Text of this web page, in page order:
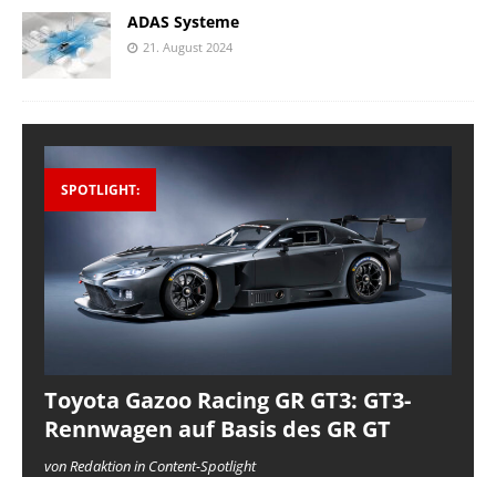
ADAS Systeme
21. August 2024
SPOTLIGHT:
Toyota Gazoo Racing GR GT3: GT3-
Rennwagen auf Basis des GR GT
von Redaktion in Content-Spotlight